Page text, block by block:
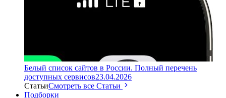
Белый список сайтов в России. Полный перечень
доступных сервисов23.04.2026
СтатьиСмотреть все Статьи
Подборки